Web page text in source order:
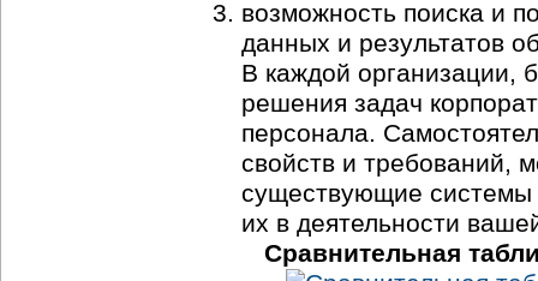
возможность поиска и
данных и результатов
В каждой организации,
решения задач
персонала.
свойств и требований,
существующие
их в деятельности
Сравнительная